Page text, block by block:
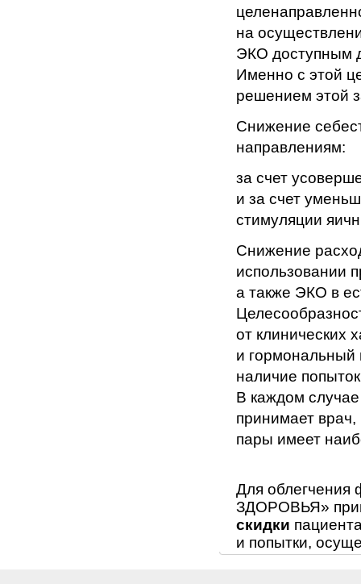
на
ЭКО доступным
Именно с этой
решением этой
Снижение
направлениям:
за счет
и за счет
стимуляции
Снижение
использовании
а также ЭКО в
от клинических
и
наличие
В каждом
принимает
пары имеет
Для облегчения
ЗДОРОВЬЯ»
скидки
и попытки,